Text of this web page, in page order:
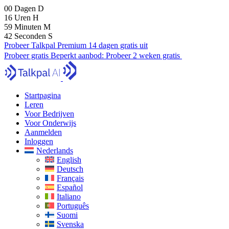
00 Dagen D
16 Uren H
59 Minuten M
40 Seconden S
Probeer Talkpal Premium 14 dagen gratis uit
Probeer gratis Beperkt aanbod: Probeer 2 weken gratis
Startpagina
Leren
Voor Bedrijven
Voor Onderwijs
Aanmelden
Inloggen
Nederlands
English
Deutsch
Français
Español
Italiano
Português
Suomi
Svenska